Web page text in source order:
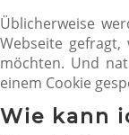
Üblicherweise
Webseite gefragt,
möchten. Und
einem Cookie
Wie kann